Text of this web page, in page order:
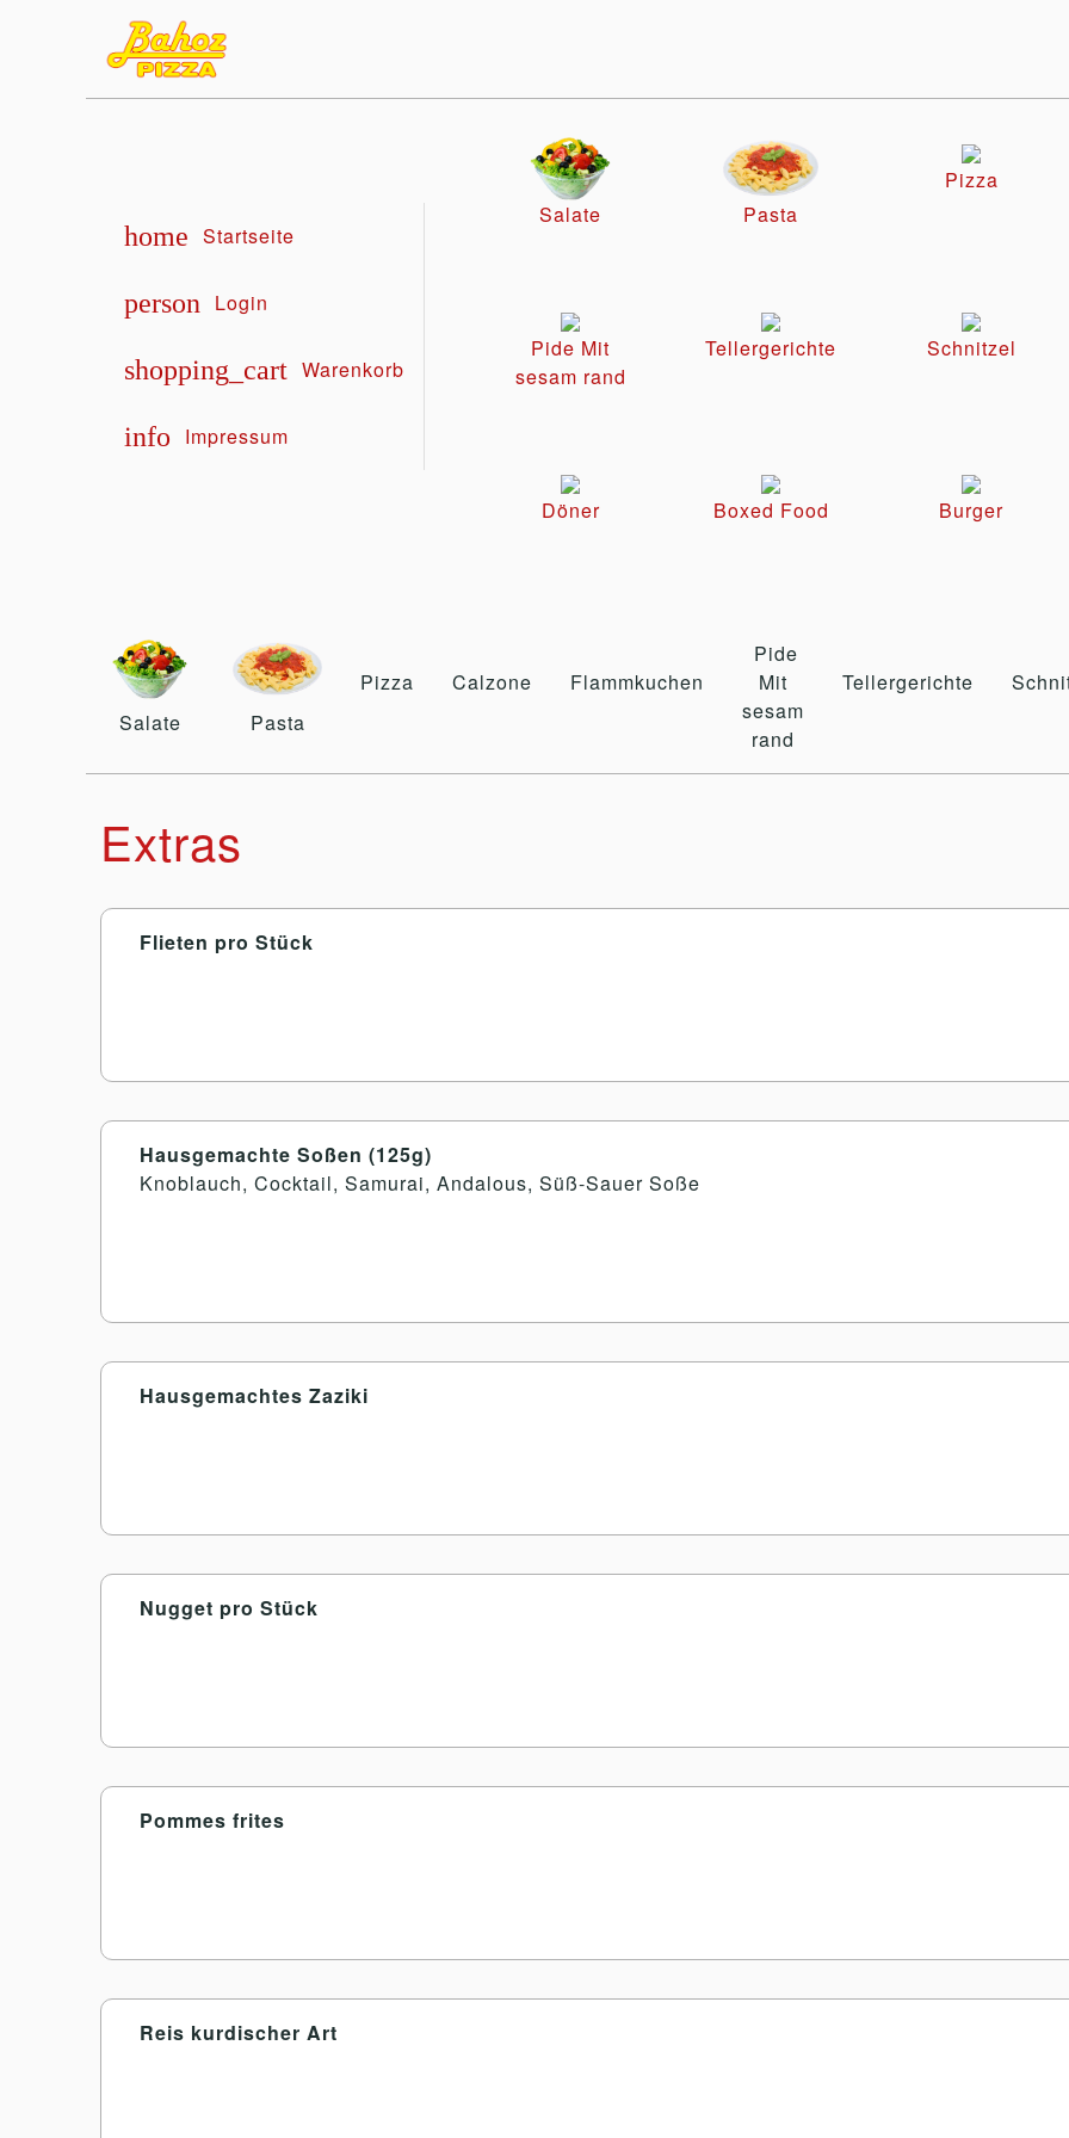
home Startseite
person Login
shopping_cart Warenkorb
info Impressum
Salate Pasta
Pizza
Pide Mit
sesam rand
Tellergerichte Schnitzel
Döner Boxed Food Burger
Salate Pasta
Pizza Calzone Flammkuchen
Pide
Mit
sesam
rand
Tellergerichte
Extras
Flieten pro Stück
Hausgemachte Soßen (125g)
Knoblauch, Cocktail, Samurai, Andalous, Süß-Sauer Soße
Hausgemachtes Zaziki
Nugget pro Stück
Pommes frites
Reis kurdischer Art